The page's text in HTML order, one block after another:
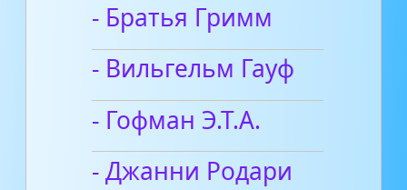
- Братья Гримм
- Вильгельм Гауф
- Гофман Э.Т.А.
- Джанни Родари